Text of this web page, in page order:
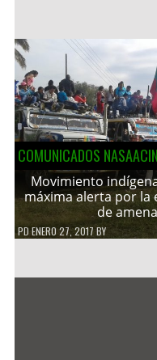
COMUNICADOS NASAACIN
Movimiento
máxima alerta por la
de
PDENERO 27, 2017 BY